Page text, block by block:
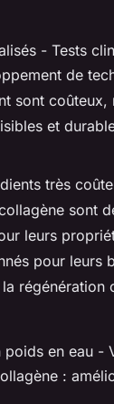
- Tests
de
sont
et
très
sont
leurs
pour leurs
la
en eau -
: